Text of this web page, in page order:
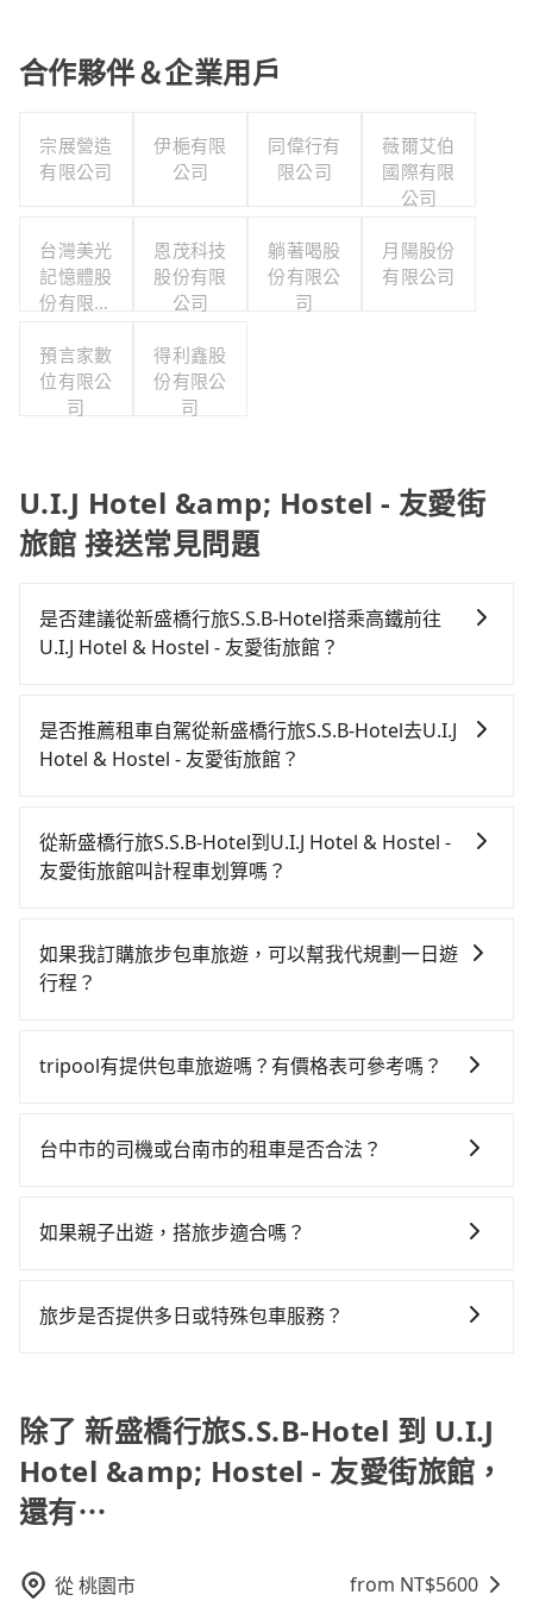
合作夥伴＆企業用戶
宗展營造
有限公司
伊梔有限
公司
同偉行有
限公司
薇爾艾伯
國際有限
公司
台灣美光
記憶體股
份有限公
恩茂科技
股份有限
公司
躺著喝股
份有限公
司
月陽股份
有限公司
預言家數
位有限公
司
得利鑫股
份有限公
司
U.I.J Hotel &amp; Hostel - 友愛街
旅館 接送常見問題
是否建議從新盛橋行旅S.S.B-Hotel搭乘高鐵前往
U.I.J Hotel & Hostel - 友愛街旅館？
Hostel - 友愛街旅館，高鐵乘坐舒適、較貴、費時！從
最早06:25一直到23:07，台中-台南一天最多有74班次高
車程約25分鐘。抵達高鐵站後，步行進站、現場購票並
於月台排隊的時間約20分鐘，再乘坐36~54分鐘（平均
黃後約花33分鐘、車費300元後，抵達U.I.J Hotel &
Hostel - 友愛街旅館 (台南市中西區) 的目的地。全程加
按表收費，看乘客是外地人便漫天喊價或恣意繞路。但
車，不僅每人至少額外負擔90元車資，而且更會額外浪
拼車共乘服務，最多可再節省50%的交通費用。
是否推薦租車自駕從新盛橋行旅S.S.B-Hotel去U.I.J
Hotel & Hostel - 友愛街旅館？
時不需要閉目養神（因為要自己開車），最重要的是你
當天就要來回，那在台中路邊可隨租隨借的iRent應該是
橋行旅S.S.B-Hotel到U.I.J Hotel & Hostel - 友愛街旅館
的花費預估為$2,100~2,650（金額差異來自於平假日、
汽車保險與可能的罰單都需自付。再者，和運的iRent只
較大的七人座或九人座可供選擇，而且無人租車最令人
在開樂透一樣。另外，偶爾也會遇到明明已經預約了時
來說就有不小的風險。最後，雖然路邊隨租隨還看似方
從新盛橋行旅S.S.B-Hotel到U.I.J Hotel & Hostel -
友愛街旅館叫計程車划算嗎？
灣大車隊、Uber、Line Taxi、Yoxi等，如果在路邊攔不
到車，也可考慮打電話至新盛橋行旅S.S.B-Hotel附近的
元間，但如改預約tripool可省高達$2,100。但如果要考
北市的20倍。再加上台中市有些計程車司機不按錶計
上，tripool都是你從新盛橋行旅S.S.B-Hotel到U.I.J
如果我訂購旅步包車旅遊，可以幫我代規劃一日遊
行程？
時還沒有規劃行程的服務。
tripool有提供包車旅遊嗎？有價格表可參考嗎？
旅館與新盛橋行旅S.S.B-Hotel的包車旅遊，從單純的單
需求。價格透明、無隱藏費用，網站試算即真實價格，
敢大聲說我們價格絕對最划算。網站上可直接挑選小轎
台中市的司機或台南市的租車是否合法？
車、私家車或野雞車在招攬生意，這不僅是違法可能被
都無法監控或追查。最好別為了省小錢而冒上不必要的
險。最好辨別叫的車是否合法，就看車牌的開頭，只要
不是R或T開頭的車，就一定是違法。
如果親子出遊，搭旅步適合嗎？
椅及兒童用增高墊供您選購(租借300元/個)，讓您和孩子
旅步是否提供多日或特殊包車服務？
除了 新盛橋行旅S.S.B-Hotel 到 U.I.J
Hotel &amp; Hostel - 友愛街旅館，
還有⋯
從桃園市 from NT$5600